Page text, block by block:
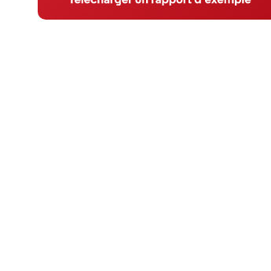
Principales tendances du marché